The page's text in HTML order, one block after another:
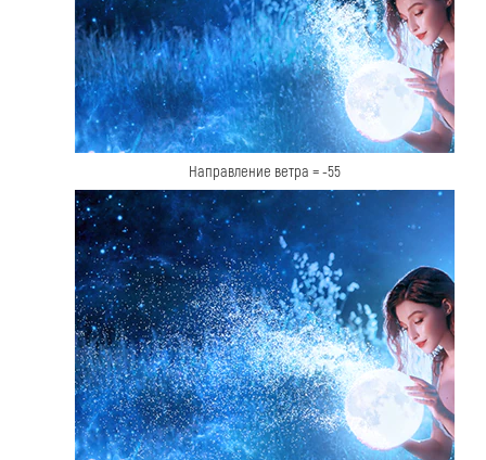
Направление ветра = -55